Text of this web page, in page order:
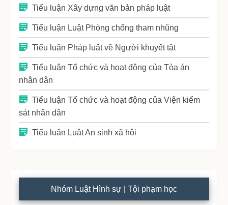
Tiểu luận Xây dựng văn bản pháp luật
Tiểu luận Luật Phòng chống tham nhũng
Tiểu luận Pháp luật về Người khuyết tật
Tiểu luận Tổ chức và hoạt động của Tòa án
nhân dân
Tiểu luận Tổ chức và hoạt động của Viện kiểm
sát nhân dân
Tiểu luận Luật An sinh xã hội
Nhóm Luật Hình sự | Tội phạm học